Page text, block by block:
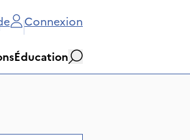
Connexion
Éducation
Rechercher